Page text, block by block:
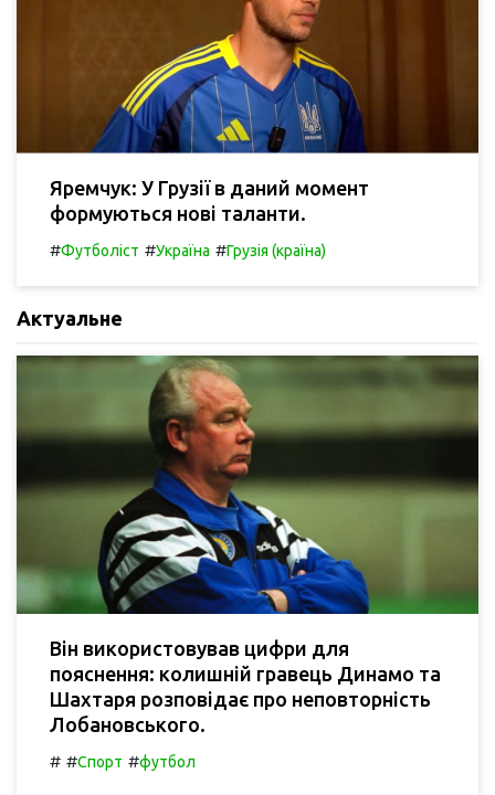
Яремчук: У Грузії в даний момент
формуються нові таланти.
#Футболіст #Україна #Грузія (країна)
Актуальне
Він використовував цифри для
пояснення: колишній гравець Динамо та
Шахтаря розповідає про неповторність
Лобановського.
# #Спорт #футбол